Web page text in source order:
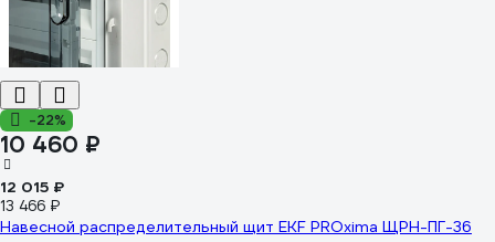
-22%
10 460 ₽
12 015 ₽
13 466 ₽
Навесной распределительный щит EKF PROxima ЩРН-ПГ-36